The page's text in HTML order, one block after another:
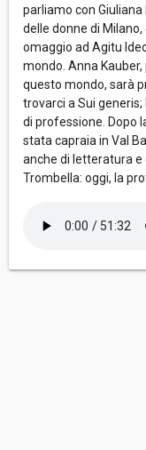
parliamo con
delle donne di Milano,
omaggio ad Agitu
mondo. Anna
questo mondo, sarà
trovarci a Sui
di professione. Dopo
stata capraia in Val
anche di letteratura e
Trombella: oggi, la